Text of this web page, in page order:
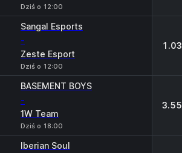
Dziś o 12:00
Sangal Esports
-
Zeste Esport
Dziś o 12:00
1.03
BASEMENT BOYS
-
1W Team
Dziś o 18:00
3.55
Iberian Soul